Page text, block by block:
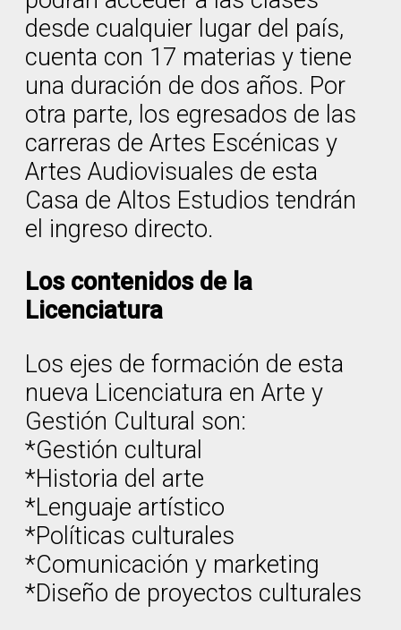
desde cualquier lugar del país,
cuenta con 17 materias y tiene
una duración de dos años. Por
otra parte, los egresados de las
carreras de Artes Escénicas y
Artes Audiovisuales de esta
Casa de Altos Estudios tendrán
el ingreso directo.
Los contenidos de la
Licenciatura
Los ejes de formación de esta
nueva Licenciatura en Arte y
Gestión Cultural son:
*Gestión cultural
*Historia del arte
*Lenguaje artístico
*Políticas culturales
*Comunicación y marketing
*Diseño de proyectos culturales